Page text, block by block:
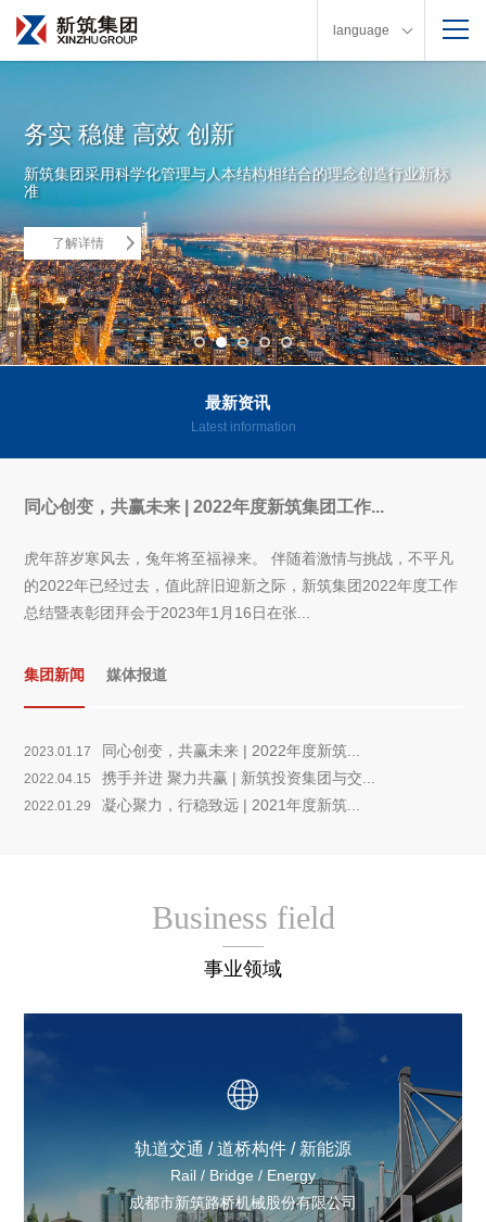
language
务实 稳健 高效 创新
新筑集团采用科学化管理与人本结构相结合的理念创造行业新标
准
了解详情
1 2 3 4 5
最新资讯
Latest information
同心创变，共赢未来 | 2022年度新筑集团工作...
虎年辞岁寒风去，兔年将至福禄来。 伴随着激情与挑战，不平凡
的2022年已经过去，值此辞旧迎新之际，新筑集团2022年度工作
总结暨表彰团拜会于2023年1月16日在张...
集团新闻 媒体报道
2023.01.17 同心创变，共赢未来 | 2022年度新筑...
2022.04.15 携手并进 聚力共赢 | 新筑投资集团与交...
2022.01.29 凝心聚力，行稳致远 | 2021年度新筑...
Business field
事业领域
轨道交通 / 道桥构件 / 新能源
Rail / Bridge / Energy
成都市新筑路桥机械股份有限公司